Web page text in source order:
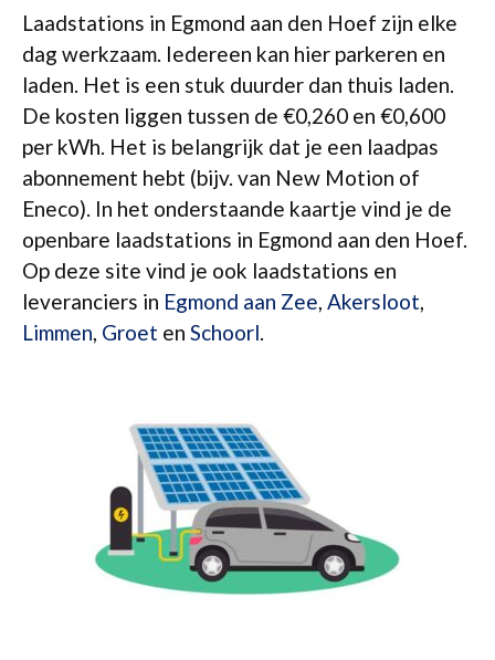
Laadstations in Egmond aan den Hoef zijn elke
dag werkzaam. Iedereen kan hier parkeren en
laden. Het is een stuk duurder dan thuis laden.
De kosten liggen tussen de €0,260 en €0,600
per kWh. Het is belangrijk dat je een laadpas
abonnement hebt (bijv. van New Motion of
Eneco). In het onderstaande kaartje vind je de
openbare laadstations in Egmond aan den Hoef.
Op deze site vind je ook laadstations en
leveranciers in Egmond aan Zee, Akersloot,
Limmen, Groet en Schoorl.